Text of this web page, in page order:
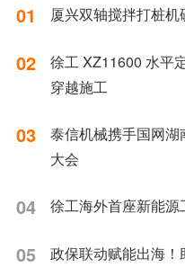
01 厦兴双轴搅拌打桩
02
徐工 XZ11600 水平
穿越施工
03
泰信机械携手国网
大会
04 徐工海外首座新能
05 政保联动赋能出海